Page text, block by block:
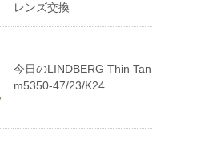
レンズ交換
今日のLINDBERG Thin Tan
m5350-47/23/K24